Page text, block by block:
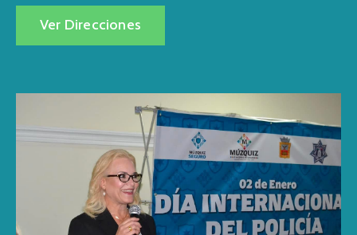
Ver Direcciones